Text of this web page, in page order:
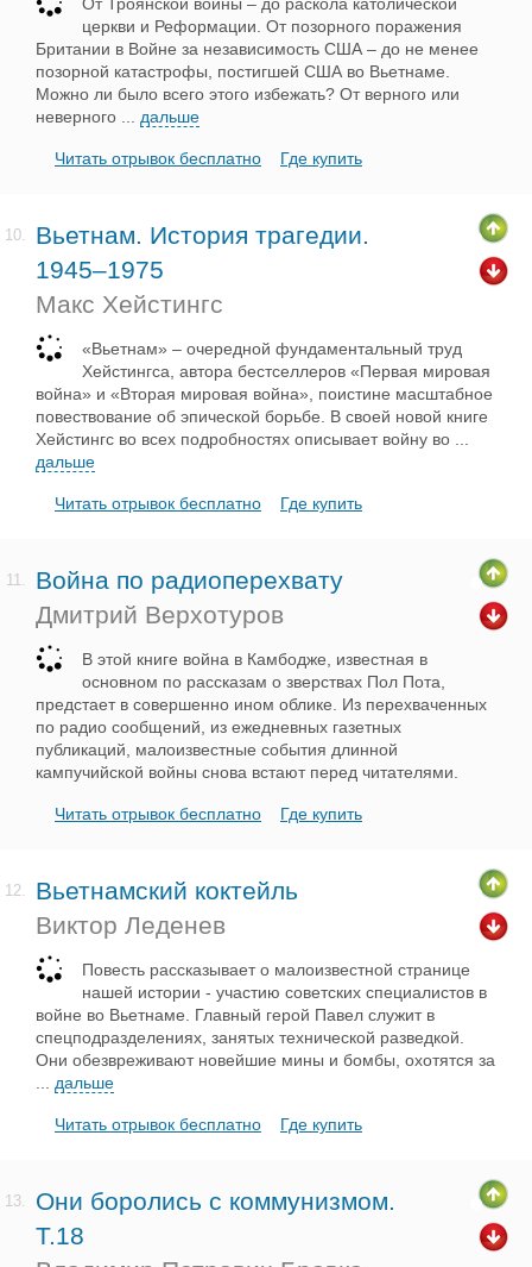
церкви и Реформации. От позорного поражения
Британии в Войне за независимость США – до не менее
позорной катастрофы, постигшей США во Вьетнаме.
Можно ли было всего этого избежать? От верного или
неверного
дальше
Читать отрывок бесплатно Где купить
10.
Вьетнам. История трагедии.
1945–1975
Макс Хейстингс
«Вьетнам» – очередной фундаментальный труд
Хейстингса, автора бестселлеров «Первая мировая
война» и «Вторая мировая война», поистине масштабное
повествование об эпической борьбе. В своей новой книге
Хейстингс во всех подробностях описывает войну во
дальше
Читать отрывок бесплатно Где купить
11.
Война по радиоперехвату
Дмитрий Верхотуров
В этой книге война в Камбодже, известная в
основном по рассказам о зверствах Пол Пота,
предстает в совершенно ином облике. Из перехваченных
по радио сообщений, из ежедневных газетных
публикаций, малоизвестные события длинной
кампучийской войны снова встают перед читателями.
Читать отрывок бесплатно Где купить
12.
Вьетнамский коктейль
Виктор Леденев
Повесть рассказывает о малоизвестной странице
нашей истории - участию советских специалистов в
войне во Вьетнаме. Главный герой Павел служит в
спецподразделениях, занятых технической разведкой.
Они обезвреживают новейшие мины и бомбы, охотятся за
дальше
Читать отрывок бесплатно Где купить
13.
Они боролись с коммунизмом.
Т.18